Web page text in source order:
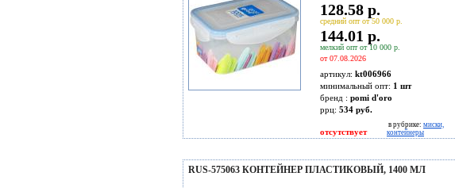
128.58 р.
средний опт от 50 000 р.
144.01 р.
мелкий опт от 10 000 р.
от 07.08.2026
артикул: kt006966
минимальный опт: 1 шт
бренд : pomi d'oro
ррц: 534 руб.
отсутствует
в рубрике: миски,
контейнеры
RUS-575063 КОНТЕЙНЕР ПЛАСТИКОВЫЙ, 1400 МЛ